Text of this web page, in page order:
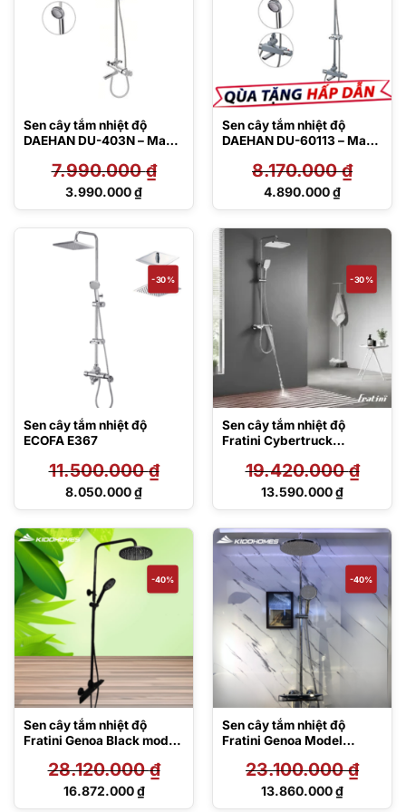
Sen cây tắm nhiệt độ
DAEHAN DU-403N – Made
7.990.000₫
Giá
3.990.000₫
Giá
3.990.000 ₫.
Sen cây tắm nhiệt độ
DAEHAN DU-60113 – Made
8.170.000₫
Giá
4.890.000₫
Giá
4.890.000 ₫.
-30%
Sen cây tắm nhiệt độ
ECOFA E367
11.500.000₫
Giá
11.500.000 ₫.
8.050.000₫
Giá
tại
là:
8.050.000 ₫.
-30%
Sen cây tắm nhiệt độ
Fratini Cybertruck
19.420.000₫
Giá
19.420.000 ₫.
13.590.000₫
Giá
tại
13.590.000 ₫.
-40%
Sen cây tắm nhiệt độ
Fratini Genoa Black model
28.120.000₫
Giá
16.872.000₫
Giá
-40%
Sen cây tắm nhiệt độ
Fratini Genoa Model
23.100.000₫
Giá
13.860.000₫
Giá